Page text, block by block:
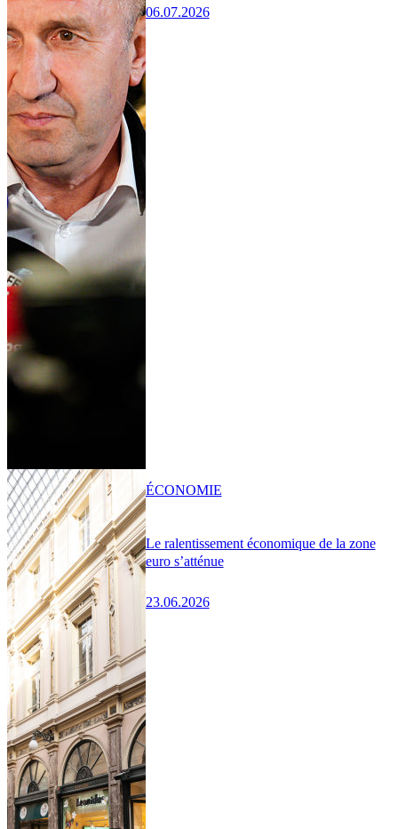
06.07.2026
Le ralentissement économique de la zone
euro s’atténue
23.06.2026
ÉCONOMIE